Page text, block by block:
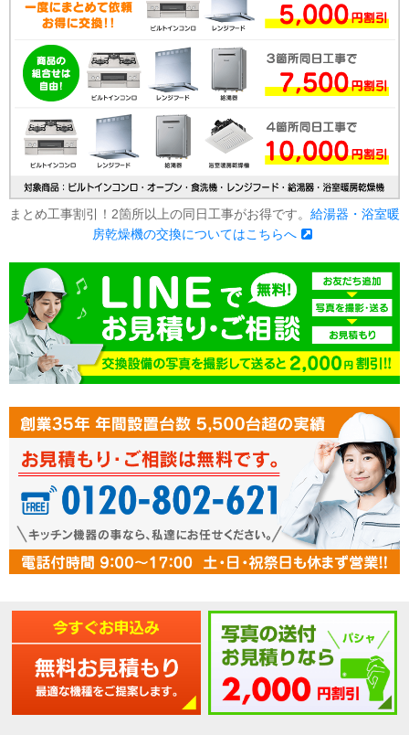
まとめ工事割引！2箇所以上の同日工事がお得です。 給湯器・浴室暖
房乾燥機の交換についてはこちらへ